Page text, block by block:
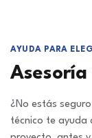
AYUDA PARA
Asesoría
¿No estás
técnico te ayuda